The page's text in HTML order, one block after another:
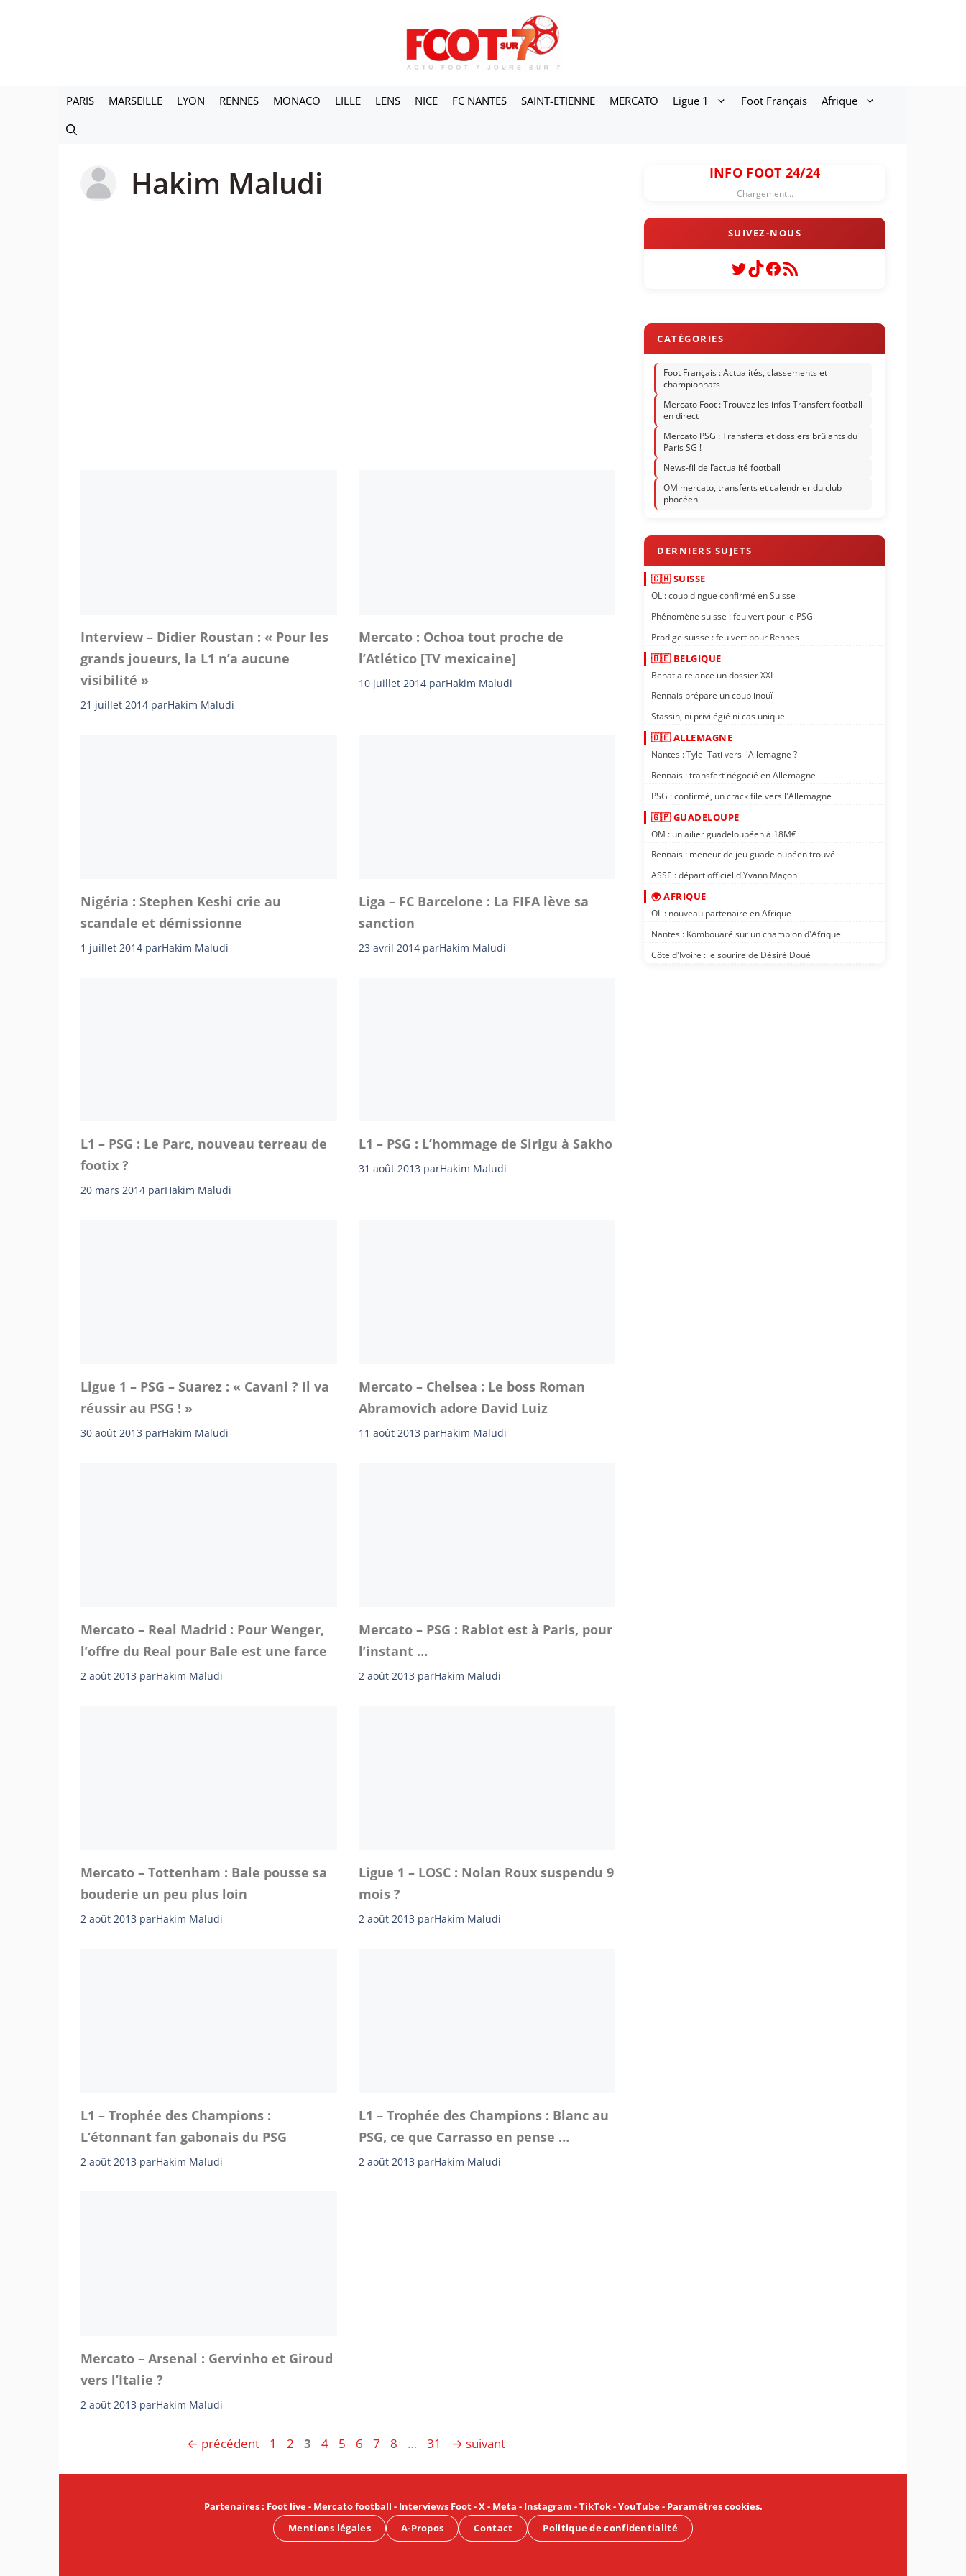
PARIS MARSEILLE LYON RENNES MONACO LILLE LENS NICE FC NANTES SAINT-ETIENNE MERCATO Ligue 1 Foot Français Afrique
Hakim Maludi
Interview – Didier Roustan : « Pour les
grands joueurs, la L1 n’a aucune
visibilité »
21 juillet 2014 parHakim Maludi
Mercato : Ochoa tout proche de
l’Atlético [TV mexicaine]
10 juillet 2014 parHakim Maludi
Nigéria : Stephen Keshi crie au
scandale et démissionne
1 juillet 2014 parHakim Maludi
Liga – FC Barcelone : La FIFA lève sa
sanction
23 avril 2014 parHakim Maludi
L1 – PSG : Le Parc, nouveau terreau de
footix ?
20 mars 2014 parHakim Maludi
L1 – PSG : L’hommage de Sirigu à Sakho
31 août 2013 parHakim Maludi
Ligue 1 – PSG – Suarez : « Cavani ? Il va
réussir au PSG ! »
30 août 2013 parHakim Maludi
Mercato – Chelsea : Le boss Roman
Abramovich adore David Luiz
11 août 2013 parHakim Maludi
Mercato – Real Madrid : Pour Wenger,
l’offre du Real pour Bale est une farce
2 août 2013 parHakim Maludi
Mercato – PSG : Rabiot est à Paris, pour
l’instant …
2 août 2013 parHakim Maludi
Mercato – Tottenham : Bale pousse sa
bouderie un peu plus loin
2 août 2013 parHakim Maludi
Ligue 1 – LOSC : Nolan Roux suspendu 9
mois ?
2 août 2013 parHakim Maludi
L1 – Trophée des Champions :
L’étonnant fan gabonais du PSG
2 août 2013 parHakim Maludi
L1 – Trophée des Champions : Blanc au
PSG, ce que Carrasso en pense …
2 août 2013 parHakim Maludi
Mercato – Arsenal : Gervinho et Giroud
vers l’Italie ?
2 août 2013 parHakim Maludi
← précédent Page
1 Page
2 Page
3 Page
4 Page
5 Page
6 Page
7 Page
8 … Page
31 → suivant
INFO FOOT 24/24
Chargement...
Twitter
TikTok
Facebook
Flux RSS
Foot Français : Actualités, classements et
championnats
Mercato Foot : Trouvez les infos Transfert football
en direct
Mercato PSG : Transferts et dossiers brûlants du
Paris SG !
News-fil de l’actualité football
OM mercato, transferts et calendrier du club
phocéen
🇨🇭 SUISSE
OL : coup dingue confirmé en Suisse
Phénomène suisse : feu vert pour le PSG
Prodige suisse : feu vert pour Rennes
🇧🇪 BELGIQUE
Benatia relance un dossier XXL
Rennais prépare un coup inouï
Stassin, ni privilégié ni cas unique
🇩🇪 ALLEMAGNE
Nantes : Tylel Tati vers l'Allemagne ?
Rennais : transfert négocié en Allemagne
PSG : confirmé, un crack file vers l'Allemagne
🇬🇵 GUADELOUPE
OM : un ailier guadeloupéen à 18M€
Rennais : meneur de jeu guadeloupéen trouvé
ASSE : départ officiel d'Yvann Maçon
🌍 AFRIQUE
OL : nouveau partenaire en Afrique
Nantes : Kombouaré sur un champion d'Afrique
Côte d'Ivoire : le sourire de Désiré Doué
Partenaires: Foot live- Mercato football - Interviews Foot-X- Meta - Instagram -TikTok-YouTube- Paramètres cookies.
Mentions légales
A-Propos Contact Politique de confidentialité